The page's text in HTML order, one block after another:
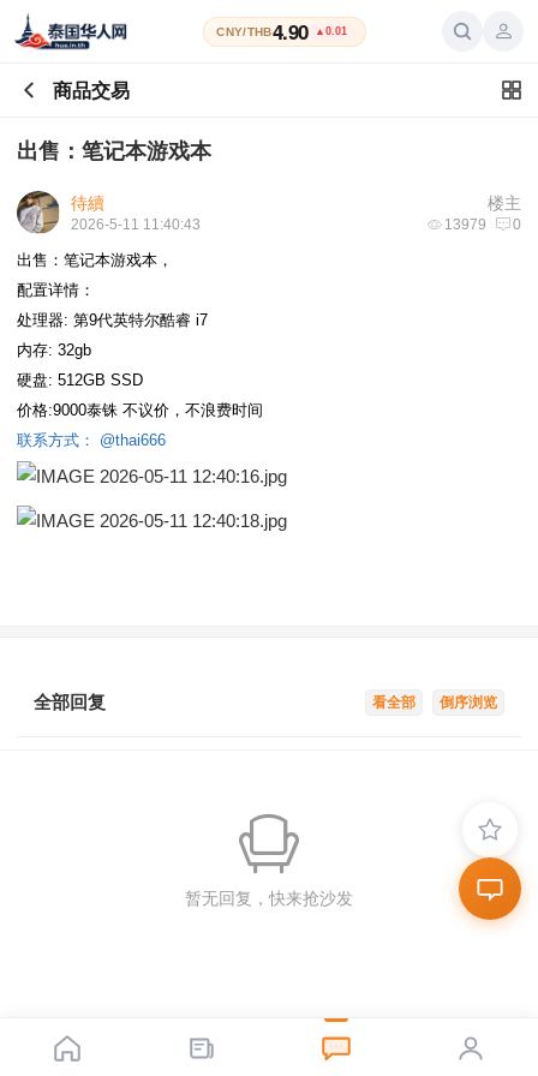
CNY/THB4.90 ▲0.01
商品交易
出售：笔记本游戏本
楼主
待續
13979 0
2026-5-11 11:40:43
出售：笔记本游戏本，
配置详情：
处理器: 第9代英特尔酷睿 i7
内存: 32gb
硬盘: 512GB SSD
价格:9000泰铢 不议价，不浪费时间
联系方式： @thai666
倒序浏览
看全部
全部回复
暂无回复，快来抢沙发